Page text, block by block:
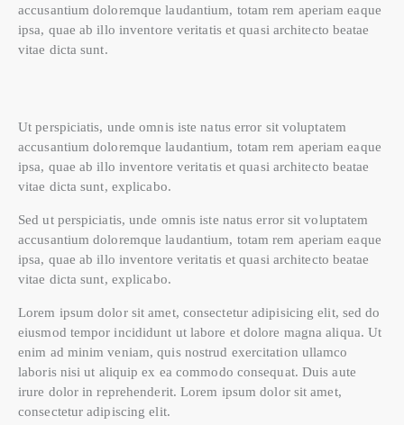
accusantium doloremque laudantium, totam rem aperiam eaque
ipsa, quae ab illo inventore veritatis et quasi architecto beatae
vitae dicta sunt.
Ut perspiciatis, unde omnis iste natus error sit voluptatem
accusantium doloremque laudantium, totam rem aperiam eaque
ipsa, quae ab illo inventore veritatis et quasi architecto beatae
vitae dicta sunt, explicabo.
Sed ut perspiciatis, unde omnis iste natus error sit voluptatem
accusantium doloremque laudantium, totam rem aperiam eaque
ipsa, quae ab illo inventore veritatis et quasi architecto beatae
vitae dicta sunt, explicabo.
Lorem ipsum dolor sit amet, consectetur adipisicing elit, sed do
eiusmod tempor incididunt ut labore et dolore magna aliqua. Ut
enim ad minim veniam, quis nostrud exercitation ullamco
laboris nisi ut aliquip ex ea commodo consequat. Duis aute
irure dolor in reprehenderit. Lorem ipsum dolor sit amet,
consectetur adipiscing elit.